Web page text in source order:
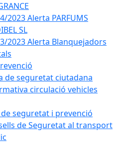
2023 Alerta PARFUMS
SL
2023 Alerta Blanquejadors
de seguretat ciutadana
circulació vehicles
de seguretat i prevenció
de Seguretat al transport